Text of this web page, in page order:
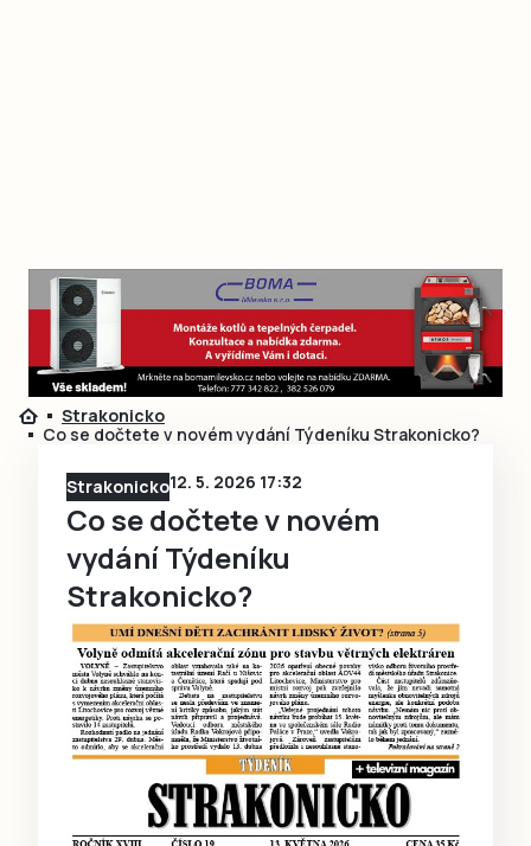
Strakonicko
Co se dočtete v novém vydání Týdeníku Strakonicko?
Strakonicko12. 5. 2026 17:32
Co se dočtete v novém
vydání Týdeníku
Strakonicko?